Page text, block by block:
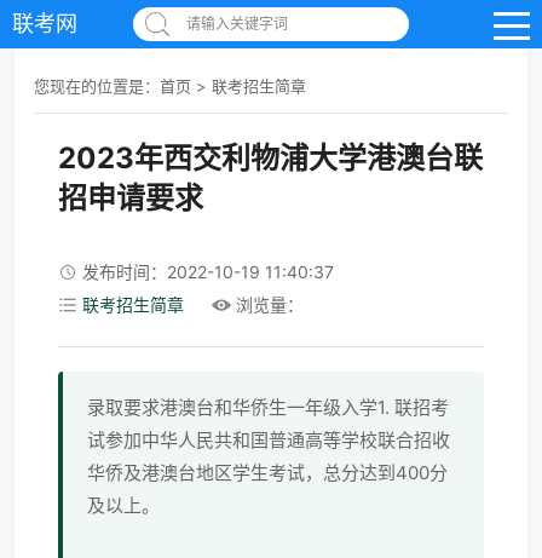
联考网 请输入关键字词
您现在的位置是： 首页 > 联考招生简章
2023年西交利物浦大学港澳台联
招申请要求
发布时间：2022-10-19 11:40:37
联考招生简章
浏览量：
录取要求港澳台和华侨生一年级入学1. 联招考
试参加中华人民共和国普通高等学校联合招收
华侨及港澳台地区学生考试，总分达到400分
及以上。